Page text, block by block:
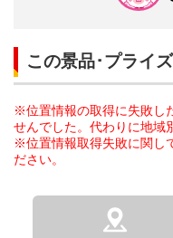
この景品･プライ
※位置情報の取得に失敗し
せんでした。代わりに地域
※位置情報取得失敗に関し
ださい。